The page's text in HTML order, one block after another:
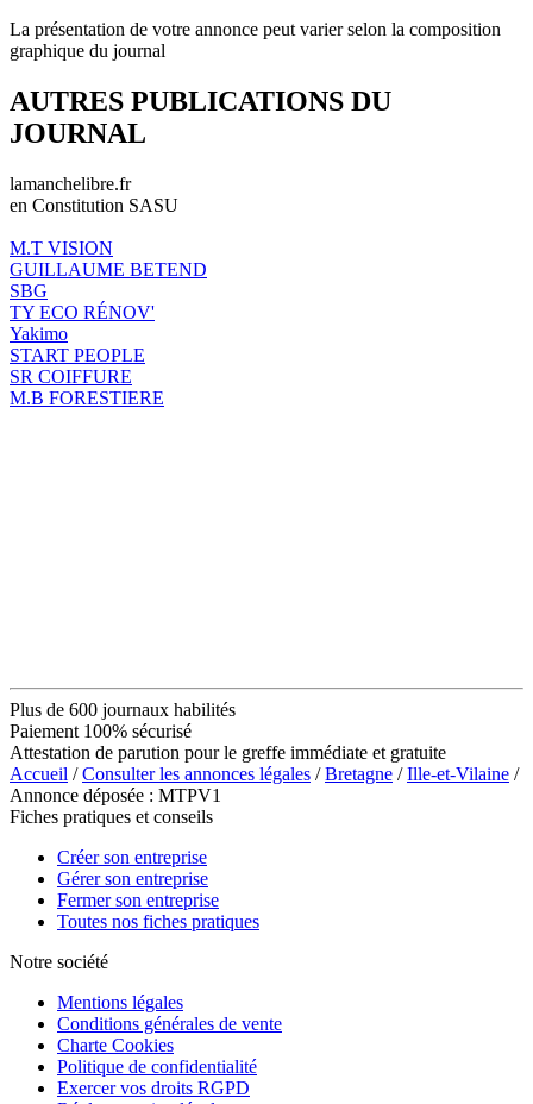
La présentation de votre annonce peut varier selon la composition
graphique du journal
AUTRES PUBLICATIONS DU
JOURNAL
lamanchelibre.fr
en Constitution SASU
M.T VISION
GUILLAUME BETEND
SBG
TY ECO RÉNOV'
Yakimo
START PEOPLE
SR COIFFURE
M.B FORESTIERE
Plus de 600 journaux habilités
Paiement 100% sécurisé
Attestation de parution pour le greffe immédiate et gratuite
Accueil /Consulter les annonces légales /Bretagne /Ille-et-Vilaine /
Annonce déposée : MTPV1
Fiches pratiques et conseils
Créer son entreprise
Gérer son entreprise
Fermer son entreprise
Toutes nos fiches pratiques
Notre société
Mentions légales
Conditions générales de vente
Charte Cookies
Politique de confidentialité
Exercer vos droits RGPD